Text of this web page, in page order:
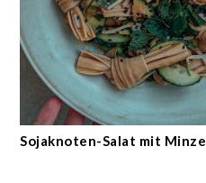
Sojaknoten-Salat mit Minze